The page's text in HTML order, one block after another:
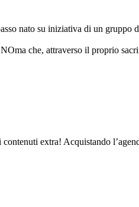
nato su iniziativa di un gruppo
che, attraverso il proprio
extra! Acquistando